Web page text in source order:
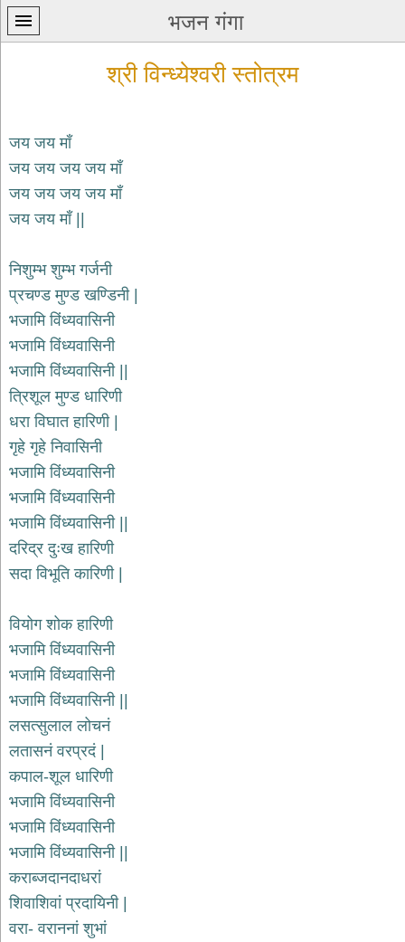
भजन गंगा
प्रथम
पन्ना
भजन
krishna
bhajans
शिव
भजन
bhajans
हनुमान
भजन
hanuman
bhajans
साईं
भजन
sai
bhajans
जैन
भजन
दुर्गा
भजन
durga
bhajans
भजन
ganesh
राम
भजन
raam
गुरुदेव
भजन
gurudev
श्री विन्ध्येश्वरी स्तोत्रम
जय जय माँ
जय जय जय जय माँ
जय जय जय जय माँ
जय जय माँ ||
निशुम्भ शुम्भ गर्जनी
प्रचण्ड मुण्ड खण्डिनी |
भजामि विंध्यवासिनी
भजामि विंध्यवासिनी
भजामि विंध्यवासिनी ||
त्रिशूल मुण्ड धारिणी
धरा विघात हारिणी |
गृहे गृहे निवासिनी
भजामि विंध्यवासिनी
भजामि विंध्यवासिनी
भजामि विंध्यवासिनी ||
दरिद्र दुःख हारिणी
सदा विभूति कारिणी |
वियोग शोक हारिणी
भजामि विंध्यवासिनी
भजामि विंध्यवासिनी
भजामि विंध्यवासिनी ||
लसत्सुलाल लोचनं
लतासनं वरप्रदं |
कपाल-शूल धारिणी
भजामि विंध्यवासिनी
भजामि विंध्यवासिनी
भजामि विंध्यवासिनी ||
कराब्जदानदाधरां
शिवाशिवां प्रदायिनी |
वरा- वराननां शुभां